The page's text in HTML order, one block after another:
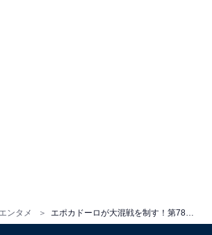
エンタメールはそれぞれ4着、5着の掲示板入